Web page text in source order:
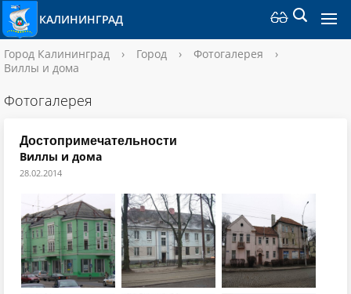
КАЛИНИНГРАД
Город Калининград › Город › Фотогалерея
›
Виллы и дома
Фотогалерея
Достопримечательности
Виллы и дома
28.02.2014